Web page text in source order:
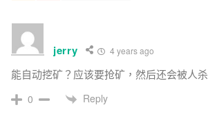
jerry 4 years ago
能自动挖矿？应该要抢矿，然后还会被人杀
0 Reply